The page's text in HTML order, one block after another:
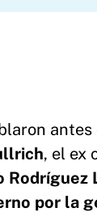
, el ex
Rodríguez
por la